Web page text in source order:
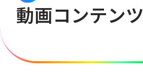
動画コンテンツ